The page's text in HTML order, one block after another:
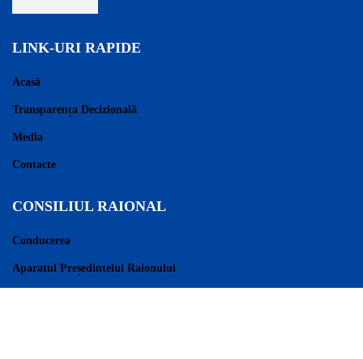
LINK-URI RAPIDE
Acasă
Transparența Decizională
Media
Contacte
CONSILIUL RAIONAL
Conducerea
Aparatul Președintelui Raionului